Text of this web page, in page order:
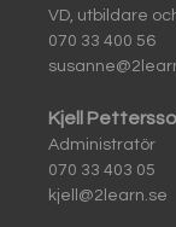
VD, utbildare
070 33 400 56
Kjell
Administratör
070 33 403 05
kjell@2learn.se